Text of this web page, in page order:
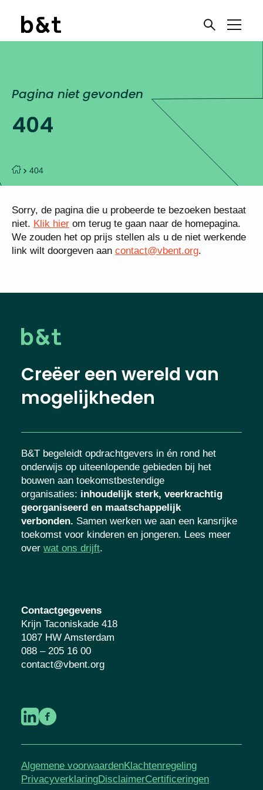
404
Pagina niet gevonden
404
Sorry, de pagina die u probeerde te bezoeken bestaat
niet. Klik hier om terug te gaan naar de homepagina.
We zouden het op prijs stellen als u de niet werkende
link wilt doorgeven aan contact@vbent.org.
Creëer een wereld van
mogelijkheden
B&T begeleidt opdrachtgevers in én rond het
onderwijs op uiteenlopende gebieden bij het
bouwen aan toekomstbestendige
organisaties: inhoudelijk sterk, veerkrachtig
georganiseerd en maatschappelijk
verbonden. Samen werken we aan een kansrijke
toekomst voor kinderen en jongeren. Lees meer
over wat ons drijft.
Contactgegevens
Krijn Taconiskade 418
1087 HW Amsterdam
088 – 205 16 00
contact@vbent.org
Algemene voorwaardenKlachtenregeling
PrivacyverklaringDisclaimerCertificeringen